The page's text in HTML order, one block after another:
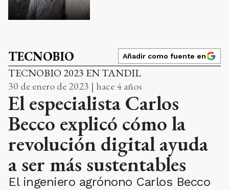
TECNOBIO Añadir como fuente en
TECNOBIO 2023 EN TANDIL
30 de enero de 2023 | hace 4 años
El especialista Carlos
Becco explicó cómo la
revolución digital ayuda
a ser más sustentables
El ingeniero agrónono Carlos Becco